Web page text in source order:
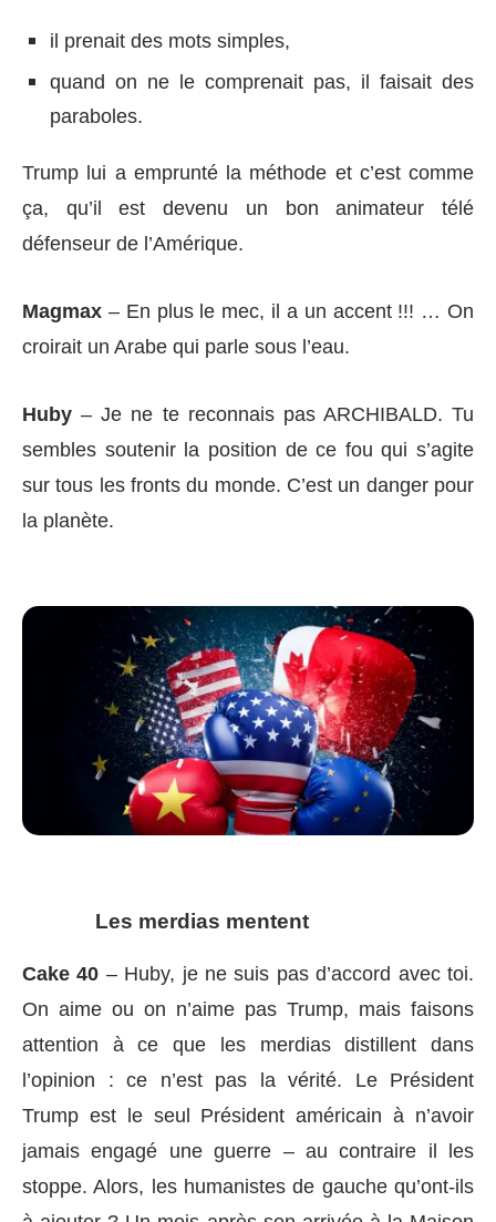
il prenait des mots simples,
quand on ne le comprenait pas, il faisait des
paraboles.
Trump lui a emprunté la méthode et c’est comme
ça, qu’il est devenu un bon animateur télé
défenseur de l’Amérique.
Magmax – En plus le mec, il a un accent !!! … On
croirait un Arabe qui parle sous l’eau.
Huby– Je ne te reconnais pas ARCHIBALD. Tu
sembles soutenir la position de ce fou qui s’agite
sur tous les fronts du monde. C’est un danger pour
la planète.
Les merdias mentent
Cake 40 – Huby, je ne suis pas d’accord avec toi.
On aime ou on n’aime pas Trump, mais faisons
attention à ce que les merdias distillent dans
l’opinion : ce n’est pas la vérité. Le Président
Trump est le seul Président américain à n’avoir
jamais engagé une guerre – au contraire il les
stoppe. Alors, les humanistes de gauche qu’ont-ils